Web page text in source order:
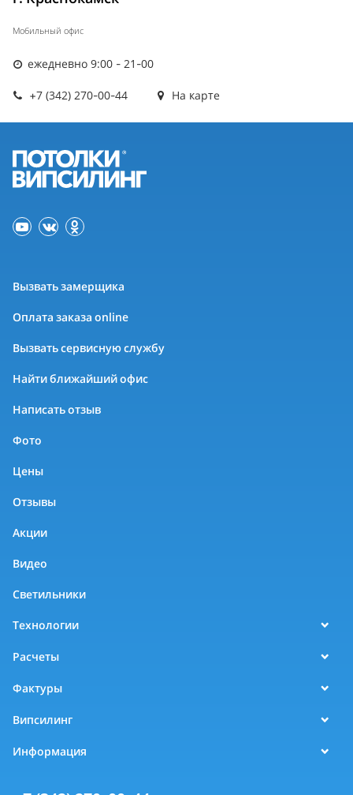
Мобильный офис
ежедневно 9:00 - 21-00
+7 (342) 270-00-44 На карте
Вызвать замерщика
Оплата заказа online
Вызвать сервисную службу
Найти ближайший офис
Написать отзыв
Фото
Цены
Отзывы
Акции
Видео
Светильники
Технологии
Расчеты
Фактуры
Випсилинг
Информация